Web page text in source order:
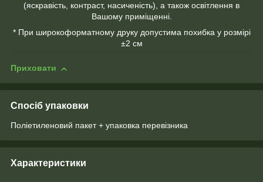
(яскравість, контраст, насиченість), а також освітлення в
Вашому приміщенні.
* При широкоформатному друку допустима похибка у розмірі
±2 см
Приховати
Спосіб упаковки
Поліетиленовий пакет + упаковка перевізника
Характеристики